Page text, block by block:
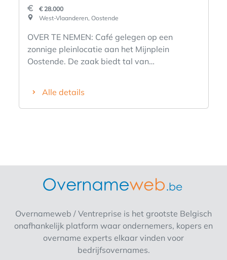
€ 28.000
West-Vlaanderen, Oostende
OVER TE NEMEN: Café gelegen op een
zonnige pleinlocatie aan het Mijnplein
Oostende. De zaak biedt tal van
koffie- en dessertcafé met een warme,
gastvrije uitstraling en een sterke focus op
aan de tearoom. Bovendien bestaat de
Indeling: - gelijkvloers (80m²): gelagzaal - bar
- keuken - toiletten - ruime kelder (45m²).
Extra troeven: - Parking voor de deur, met het
eerste uur gratis parkeren; - Wekelijkse markt
Alle details
Overnameweb / Ventreprise is het grootste Belgisch
onafhankelijk platform waar ondernemers, kopers en
overname experts elkaar vinden voor
bedrijfsovernames.